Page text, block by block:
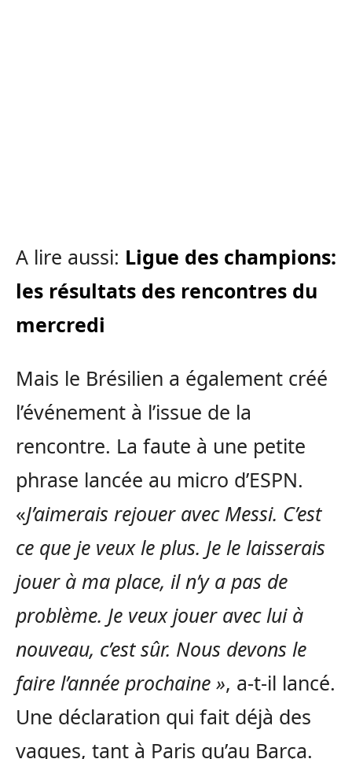
A lire aussi: Ligue des champions:
les résultats des rencontres du
mercredi
Mais le Brésilien a également créé
l’événement à l’issue de la
rencontre. La faute à une petite
phrase lancée au micro d’ESPN.
«J’aimerais rejouer avec Messi. C’est
ce que je veux le plus. Je le laisserais
jouer à ma place, il n’y a pas de
problème. Je veux jouer avec lui à
nouveau, c’est sûr. Nous devons le
faire l’année prochaine », a-t-il lancé.
Une déclaration qui fait déjà des
vagues, tant à Paris qu’au Barça.